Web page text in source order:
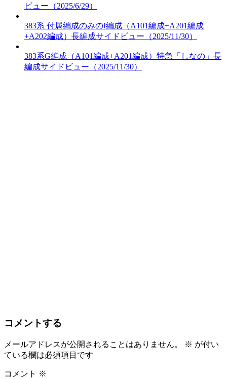
ビュー（2025/6/29）
383系 付属編成のみのI編成（A101編成+A201編成
+A202編成）長編成サイドビュー（2025/11/30）
383系G編成（A101編成+A201編成）特急「しなの」長
編成サイドビュー（2025/11/30）
コメントする
メールアドレスが公開されることはありません。 ※ が付い
ている欄は必須項目です
コメント ※